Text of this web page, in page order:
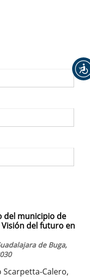
del municipio de
Visión del futuro en
de Buga,
Scarpetta-Calero,